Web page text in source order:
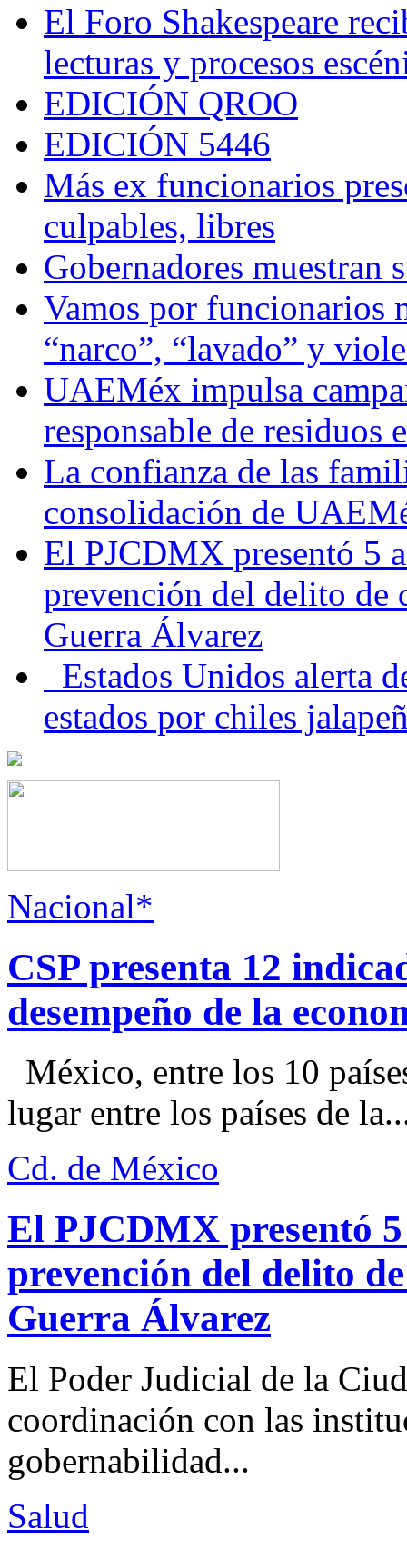
El Foro Shakespeare
lecturas y procesos
EDICIÓN QROO
EDICIÓN 5446
Más ex funcionarios
culpables, libres
Gobernadores muestran
Vamos por funcionarios
“narco”, “lavado” y
UAEMéx impulsa
responsable de residuos
La confianza de las
consolidación de
El PJCDMX presentó 5
prevención del delito de
Guerra Álvarez
Estados Unidos alerta
estados por chiles
Nacional*
CSP presenta 12
desempeño de la
México, entre los 10
lugar entre los países de
Cd. de México
El PJCDMX presentó
prevención del delito
Guerra Álvarez
El Poder Judicial de la
coordinación con las
gobernabilidad...
Salud